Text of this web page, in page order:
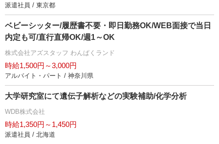
派遣社員 / 東京都
ベビーシッター/履歴書不要・即日勤務OK/WEB面接で当日
内定も可/直行直帰OK/週1～OK
株式会社アズスタッフ わんぱくランド
時給1,500円～3,000円
アルバイト・パート / 神奈川県
大学研究室にて遺伝子解析などの実験補助/化学分析
WDB株式会社
時給1,350円～1,450円
派遣社員 / 北海道